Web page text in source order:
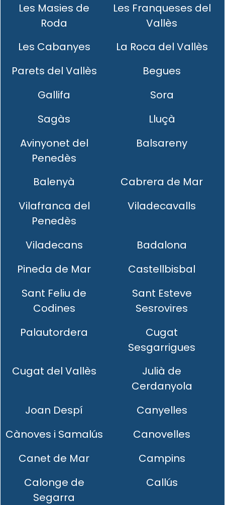
Les Masies de
Roda
Les Franqueses del
Vallès
Les Cabanyes
La Roca del Vallès
Parets del Vallès
Begues
Gallifa
Sora
Sagàs
Lluçà
Avinyonet del
Penedès
Balsareny
Balenyà
Cabrera de Mar
Vilafranca del
Penedès
Viladecavalls
Viladecans
Badalona
Pineda de Mar
Castellbisbal
Sant Feliu de
Codines
Sant Esteve
Sesrovires
Palautordera
Cugat
Sesgarrigues
Cugat del Vallès
Julià de
Cerdanyola
Joan Despí
Canyelles
Cànoves i Samalús
Canovelles
Canet de Mar
Campins
Calonge de
Segarra
Callús